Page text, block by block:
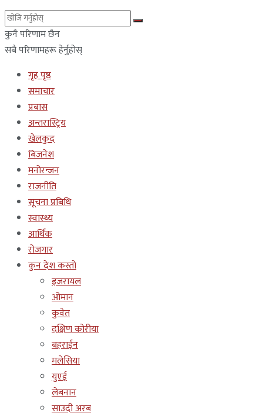
कुनै परिणाम छैन
सबै परिणामहरू हेर्नुहोस्
गृह पृष्ठ
समाचार
प्रबास
अन्तरास्ट्रिय
खेलकुद
बिजनेश
मनोरन्जन
राजनीति
सूचना प्रबिधि
स्वास्थ्य
आर्थिक
रोजगार
कुन देश कस्तो
इजरायल
ओमान
कुवेत
दक्षिण कोरीया
बहराईन
मलेसिया
युएई
लेबनान
साउदी अरब